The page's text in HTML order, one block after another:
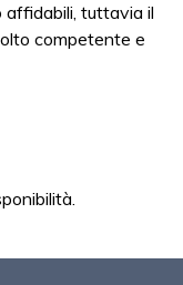
affidabili, tuttavia il
competente e